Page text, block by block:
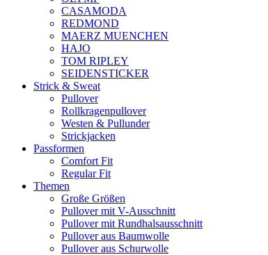
CASAMODA
REDMOND
MAERZ MUENCHEN
HAJO
TOM RIPLEY
SEIDENSTICKER
Strick & Sweat
Pullover
Rollkragenpullover
Westen & Pullunder
Strickjacken
Passformen
Comfort Fit
Regular Fit
Themen
Große Größen
Pullover mit V-Ausschnitt
Pullover mit Rundhalsausschnitt
Pullover aus Baumwolle
Pullover aus Schurwolle